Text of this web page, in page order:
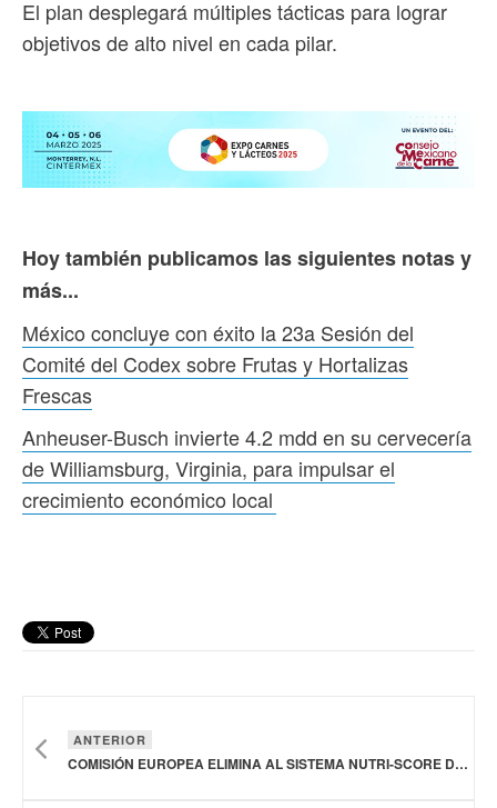
El plan desplegará múltiples tácticas para lograr
objetivos de alto nivel en cada pilar.
Hoy también publicamos las siguientes notas y
más...
México concluye con éxito la 23a Sesión del
Comité del Codex sobre Frutas y Hortalizas
Frescas
Anheuser-Busch invierte 4.2 mdd en su cervecería
de Williamsburg, Virginia, para impulsar el
crecimiento económico local
ANTERIOR
COMISIÓN EUROPEA ELIMINA AL SISTEMA NUTRI-SCORE DE ETIQUETADO